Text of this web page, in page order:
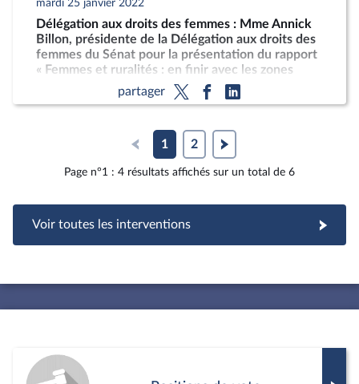
mardi 25 janvier 2022
Délégation aux droits des femmes : Mme Annick
Billon, présidente de la Délégation aux droits des
femmes du Sénat pour la présentation du rapport
« Femmes et ruralités : en finir avec les zones
blanches de l'égalité »
partager
1 2
Page n°1 : 4 résultats affichés sur un total de 6
Voir toutes les interventions